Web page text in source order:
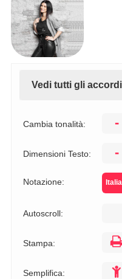
Vedi tutti gli accordi
Cambia tonalità: -
Dimensioni Testo: -
Notazione:
Autoscroll:
Stampa:
Semplifica: